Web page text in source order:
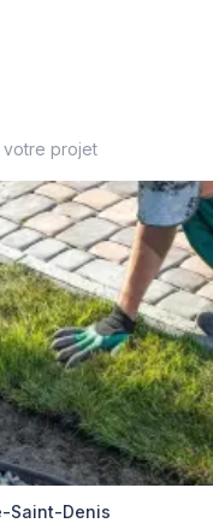
votre projet
Saint-Denis